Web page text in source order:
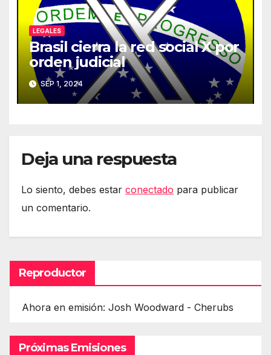
LEGALES
Brasil cierra la red social X por
orden judicial
SEP 1, 2024
Deja una respuesta
Lo siento, debes estar conectado para publicar
un comentario.
Reproductor
Ahora en emisión: Josh Woodward - Cherubs
Próximas Emisiones